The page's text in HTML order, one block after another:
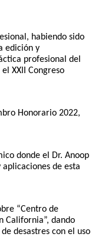
habiendo sido
edición y
profesional del
XXII Congreso
Honorario 2022,
donde el Dr. Anoop
de esta
“Centro de
California”, dando
desastres con el uso